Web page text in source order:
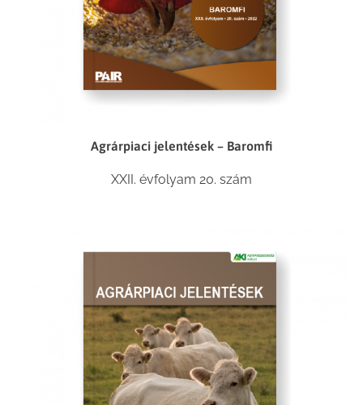
Agrárpiaci jelentések – Baromfi
XXII. évfolyam 20. szám